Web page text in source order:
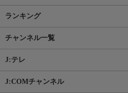
ランキング
チャンネル一覧
J:テレ
J:COMチャンネル